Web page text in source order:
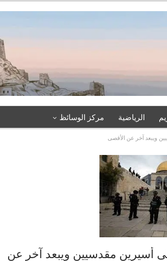
الرياضية مركز الوسائظ
ويبعد آخر عن الأقصى
أسيرين مقدسيين ويبعد آخر عن